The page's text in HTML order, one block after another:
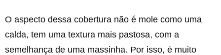
O aspecto dessa cobertura não é mole como uma
calda, tem uma textura mais pastosa, com a
semelhança de uma massinha. Por isso, é muito